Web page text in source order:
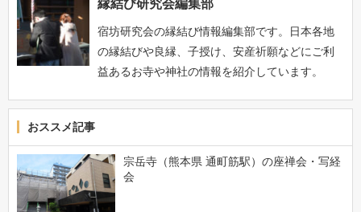
縁結び研究会編集部
宿坊研究会の縁結び情報編集部です。日本各地
の縁結びや良縁、子授け、安産祈願などにご利
益あるお寺や神社の情報を紹介しています。
おススメ記事
宗岳寺（熊本県 通町筋駅）の座禅会・写経
会